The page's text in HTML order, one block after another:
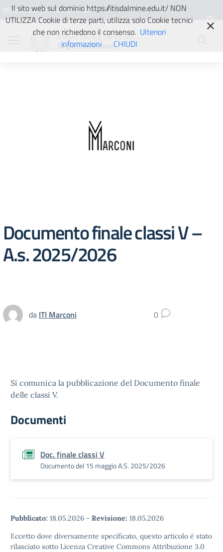
Vai ai contenuti
Vai al menu di navigazione
Vai al footer
Ministero dell'Istruzione e del
Istituto Tecnico Industriale
Guglielmo Marconi
Documento finale classi V –
A.s. 2025/2026
da ITI Marconi 0
Si comunica la pubblicazione del Documento finale
delle classi V.
Documenti
Doc. finale classi V
Documento del 15 maggio A.S. 2025/2026
Pubblicato: 18.05.2026 - Revisione: 18.05.2026
Eccetto dove diversamente specificato, questo articolo è stato
rilasciato sotto Licenza Creative Commons Attribuzione 3.0
Il sito web sul dominio https://itisdalmine.edu.it/ NON
UTILIZZA Cookie di terze parti, utilizza solo Cookie tecnici
che non richiedono il consenso. Ulteriori
informazioni
CHIUDI